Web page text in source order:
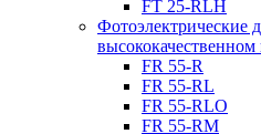
FT 25-RLH
Фотоэлектрические
высококачественном
FR 55-R
FR 55-RL
FR 55-RLO
FR 55-RM